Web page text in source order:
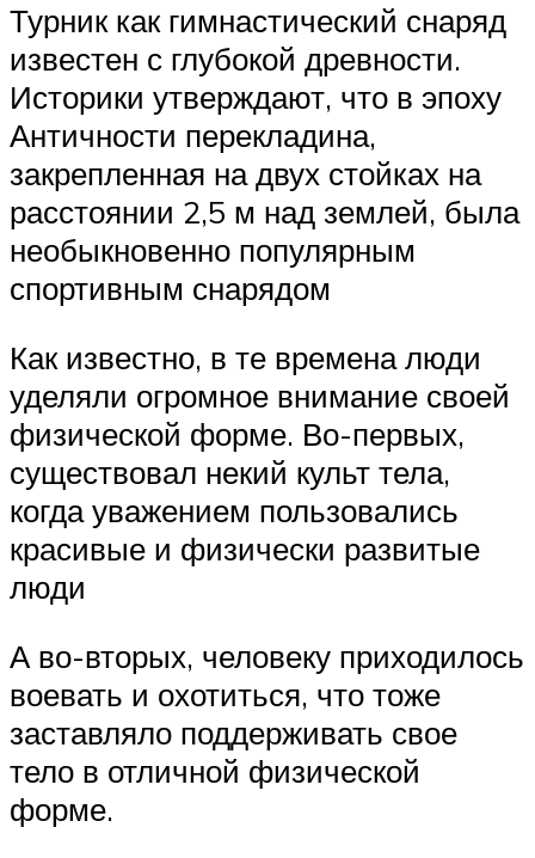
Турник как гимнастический снаряд
известен с глубокой древности.
Историки утверждают, что в эпоху
Античности перекладина,
закрепленная на двух стойках на
расстоянии 2,5 м над землей, была
необыкновенно популярным
спортивным снарядом
Как известно, в те времена люди
уделяли огромное внимание своей
физической форме. Во-первых,
существовал некий культ тела,
когда уважением пользовались
красивые и физически развитые
люди
А во-вторых, человеку приходилось
воевать и охотиться, что тоже
заставляло поддерживать свое
тело в отличной физической
форме.